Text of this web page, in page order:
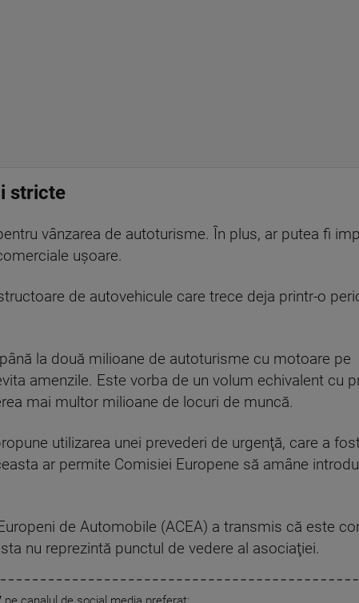
stricte
vânzarea de autoturisme. În plus, ar putea fi
uşoare.
de autovehicule care trece deja printr-o
la două milioane de autoturisme cu motoare pe
amenzile. Este vorba de un volum echivalent cu
mai multor milioane de locuri de muncă.
utilizarea unei prevederi de urgenţă, care a
ar permite Comisiei Europene să amâne
de Automobile (ACEA) a transmis că este
nu reprezintă punctul de vedere al asociaţiei.